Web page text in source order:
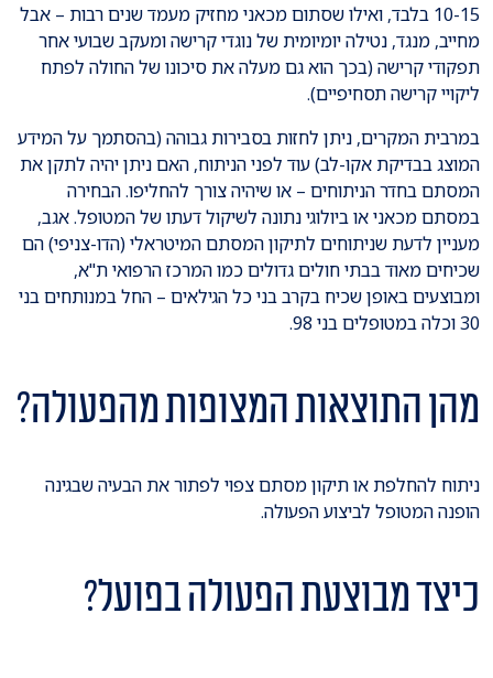
10-15 בלבד, ואילו שסתום מכאני מחזיק מעמד שנים רבות – אבל
מחייב, מנגד, נטילה יומיומית של נוגדי קרישה ומעקב שבועי אחר
תפקודי קרישה (בכך הוא גם מעלה את סיכונו של החולה לפתח
ליקויי קרישה תסחיפיים).
במרבית המקרים, ניתן לחזות בסבירות גבוהה (בהסתמך על המידע
המוצג בבדיקת אקו-לב) עוד לפני הניתוח, האם ניתן יהיה לתקן את
המסתם בחדר הניתוחים – או שיהיה צורך להחליפו. הבחירה
במסתם מכאני או ביולוגי נתונה לשיקול דעתו של המטופל. אגב,
מעניין לדעת שניתוחים לתיקון המסתם המיטראלי (הדו-צניפי) הם
שכיחים מאוד בבתי חולים גדולים כמו המרכז הרפואי ת"א,
ומבוצעים באופן שכיח בקרב בני כל הגילאים – החל במנותחים בני
30 וכלה במטופלים בני 98.
מהן התוצאות המצופות מהפעולה?
ניתוח להחלפת או תיקון מסתם צפוי לפתור את הבעיה שבגינה
הופנה המטופל לביצוע הפעולה.
כיצד מבוצעת הפעולה בפועל?